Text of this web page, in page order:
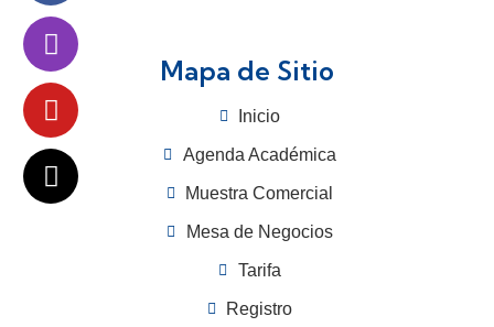
Mapa de Sitio
Inicio
Agenda Académica
Muestra Comercial
Mesa de Negocios
Tarifa
Registro